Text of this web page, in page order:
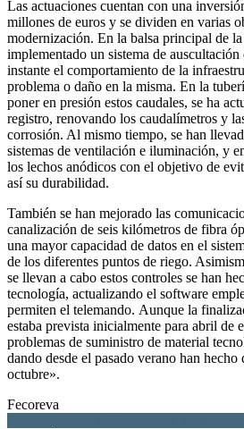
Las actuaciones cuentan con una
millones de euros y se dividen en varias
modernización. En la balsa principal de
implementado un sistema de
instante el comportamiento de la
problema o daño en la misma. En la
poner en presión estos caudales, se ha
registro, renovando los caudalímetros y
corrosión. Al mismo tiempo, se han
sistemas de ventilación e iluminación, y
los lechos anódicos​​​​​ con el objetivo de
así su durabilidad.
También se han mejorado las
canalización de seis kilómetros de fibra
una mayor capacidad de datos en el
de los diferentes puntos de riego.
se llevan a cabo estos controles se han
tecnología, actualizando el software
permiten el telemando. Aunque la
estaba prevista inicialmente para abril de
problemas de suministro de material
dando desde el pasado verano han hecho
octubre».​
Fecoreva